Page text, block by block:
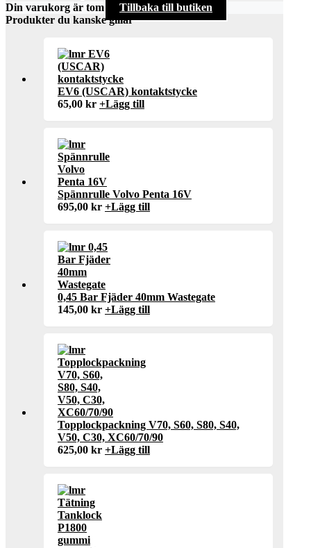
Din varukorg är tom
Tillbaka till butiken
Produkter du kanske gillar
EV6 (USCAR) kontaktstycke
65,00 kr +Lägg till
Spännrulle Volvo Penta 16V
695,00 kr +Lägg till
0,45 Bar Fjäder 40mm Wastegate
145,00 kr +Lägg till
Topplockpackning V70, S60, S80, S40,
V50, C30, XC60/70/90
625,00 kr +Lägg till